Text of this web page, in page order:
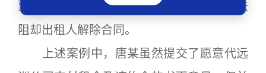
票”，否则即便符合前面两个要件，仍然无法
阻却出租人解除合同。
上述案例中，唐某虽然提交了愿意代远